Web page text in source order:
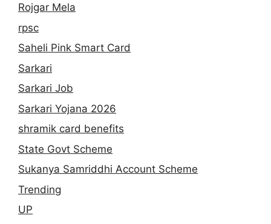
Rojgar Mela
rpsc
Saheli Pink Smart Card
Sarkari
Sarkari Job
Sarkari Yojana 2026
shramik card benefits
State Govt Scheme
Sukanya Samriddhi Account Scheme
Trending
UP